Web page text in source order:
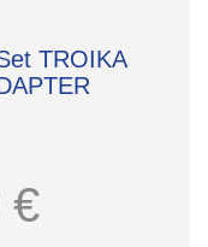
TROIKA
€